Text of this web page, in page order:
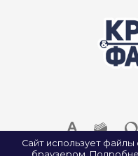
Сайт использует